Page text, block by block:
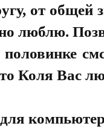
от
люблю.
Коля Вас